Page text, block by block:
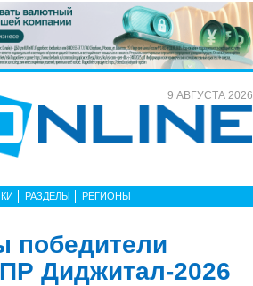
9 АВГУСТА 2026
РАЗДЕЛЫ РЕГИОНЫ
победители
Диджитал-2026